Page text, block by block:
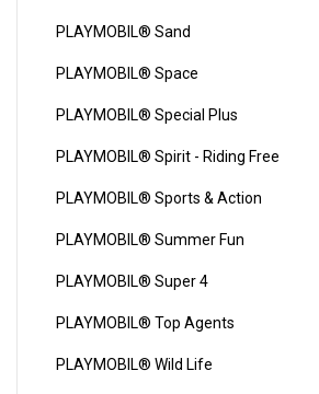
PLAYMOBIL® Sand
PLAYMOBIL® Space
PLAYMOBIL® Special Plus
PLAYMOBIL® Spirit - Riding Free
PLAYMOBIL® Sports & Action
PLAYMOBIL® Summer Fun
PLAYMOBIL® Super 4
PLAYMOBIL® Top Agents
PLAYMOBIL® Wild Life